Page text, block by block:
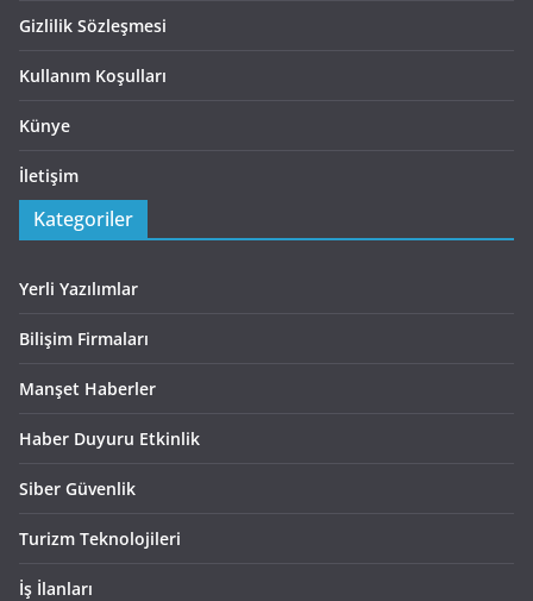
Gizlilik Sözleşmesi
Kullanım Koşulları
Künye
İletişim
Kategoriler
Yerli Yazılımlar
Bilişim Firmaları
Manşet Haberler
Haber Duyuru Etkinlik
Siber Güvenlik
Turizm Teknolojileri
İş İlanları